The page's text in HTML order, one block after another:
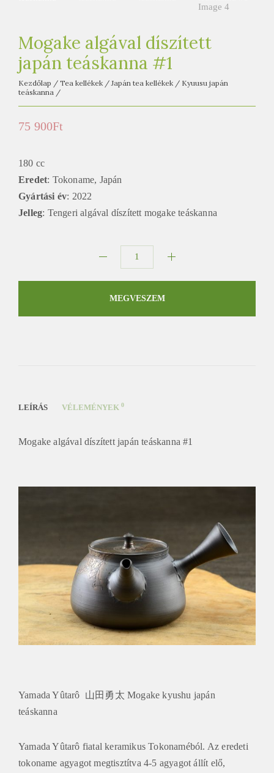
e
a
h
á
z
Mogake algával díszített
japán teáskanna #1
Kezdőlap / Tea kellékek / Japán tea kellékek / Kyuusu japán
teáskanna /
75 900Ft
180 cc
Eredet: Tokoname, Japán
Gyártási év: 2022
Jelleg: Tengeri algával díszített mogake teáskanna
algával
teáskanna
MEGVESZEM
LEÍRÁS VÉLEMÉNYEK 0
Mogake algával díszített japán teáskanna #1
Yamada Yûtarô 山田勇太 Mogake kyushu japán
teáskanna
Yamada Yûtarô fiatal keramikus Tokonaméból. Az eredeti
tokoname agyagot megtisztítva 4-5 agyagot állít elő,